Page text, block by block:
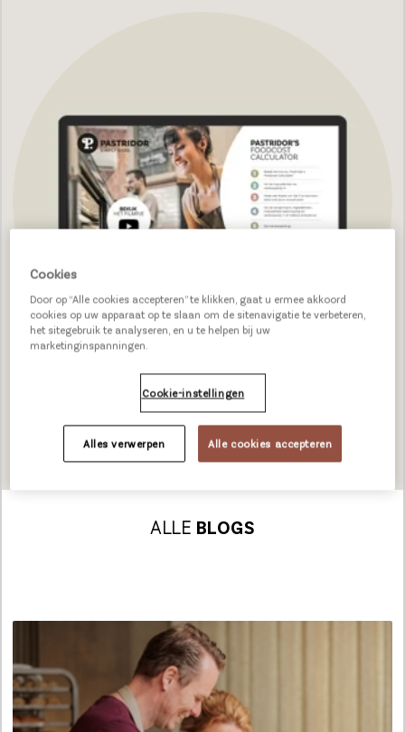
BEKIJK DOWNLOADS
ALLE BLOGS
Loading...
Cookies
Door op “Alle cookies accepteren” te klikken, gaat u ermee akkoord
cookies op uw apparaat op te slaan om de sitenavigatie te verbeteren,
het sitegebruik te analyseren, en u te helpen bij uw
marketinginspanningen.
Cookie-instellingen
Alles verwerpen Alle cookies accepteren